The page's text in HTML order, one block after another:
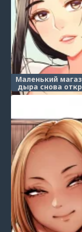
Маленький
дыра снова
Глава 4